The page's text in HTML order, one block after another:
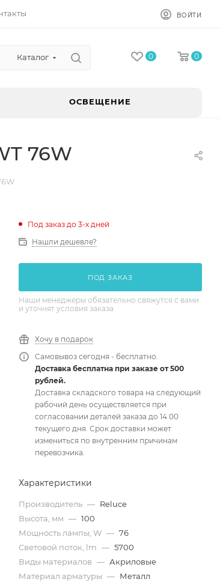
ВОЙТИ
Каталог 0 0
ОСВЕЩЕНИЕ
76W
Под заказ до 3-х дней
Нашли дешевле?
ПОД ЗАКАЗ
Наши менеджеры обязательно свяжутся с вами
и уточнят условия заказа
Хочу в подарок
Самовывоз сегодня - бесплатно.
Доставка бесплатна при заказе от 500
рублей.
Доставка складского товара на следующий
рабочий день осуществляется при
согласовании деталей заказа до 14.00
текущего дня. Срок доставки может
измениться по внутренним причинам
перевозчика.
Характеристики
Производитель — Reluce
Высота, мм — 100
Мощность лампы, W — 76
Световой поток, lm — 5700
Виды материалов — Акриловые
Материал арматуры — Металл